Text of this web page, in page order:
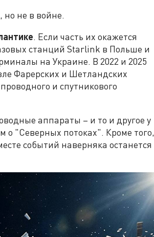
но не в войне.
. Если часть их окажется
станций Starlink в Польше и
на Украине. В 2022 и 2025
Фарерских и Шетландских
и спутникового
аппараты – и то и другое у
о "Северных потоках". Кроме того,
событий наверняка останется